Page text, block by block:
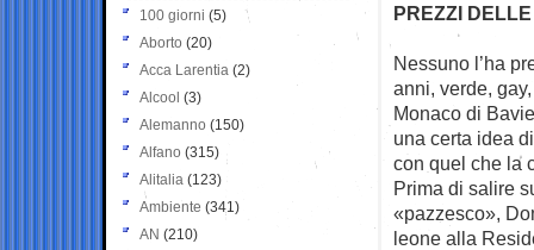
PREZZI
Nessuno l’ha
anni, verde,
Monaco di
una certa idea
con quel che la
Prima di salire
«pazzesco»,
leone alla
100 giorni (5)
Aborto (20)
Acca Larentia (2)
Alcool (3)
Alemanno (150)
Alfano (315)
Alitalia (123)
Ambiente (341)
AN (210)